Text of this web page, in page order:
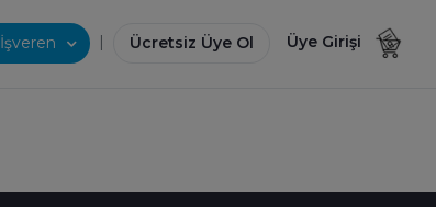
İşveren | Ücretsiz Üye Ol Üye Girişi